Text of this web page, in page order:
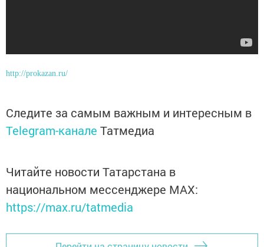
http://prokazan.ru/
Следите за самым важным и интересным в
Telegram-канале Татмедиа
Читайте новости Татарстана в
национальном мессенджере MАХ:
https://max.ru/tatmedia